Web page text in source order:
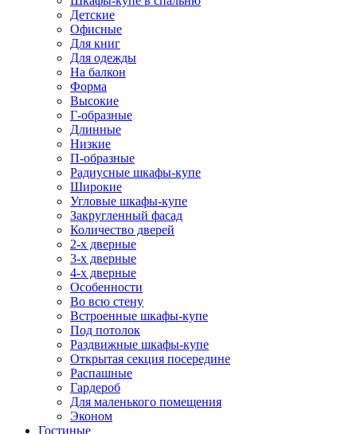
Детские
Офисные
Для книг
Для одежды
На балкон
Форма
Высокие
Г-образные
Длинные
Низкие
П-образные
Радиусные шкафы-купе
Широкие
Угловые шкафы-купе
Закругленный фасад
Количество дверей
2-х дверные
3-х дверные
4-х дверные
Особенности
Во всю стену
Встроенные шкафы-купе
Под потолок
Раздвижные шкафы-купе
Открытая секция посередине
Распашные
Гардероб
Для маленького помещения
Эконом
Гостиные